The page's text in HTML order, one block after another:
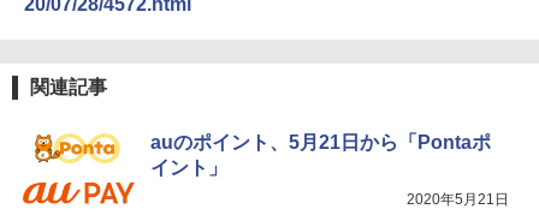
20/07/28/4572.html
関連記事
auのポイント、5月21日から「Pontaポ
イント」
2020年5月21日